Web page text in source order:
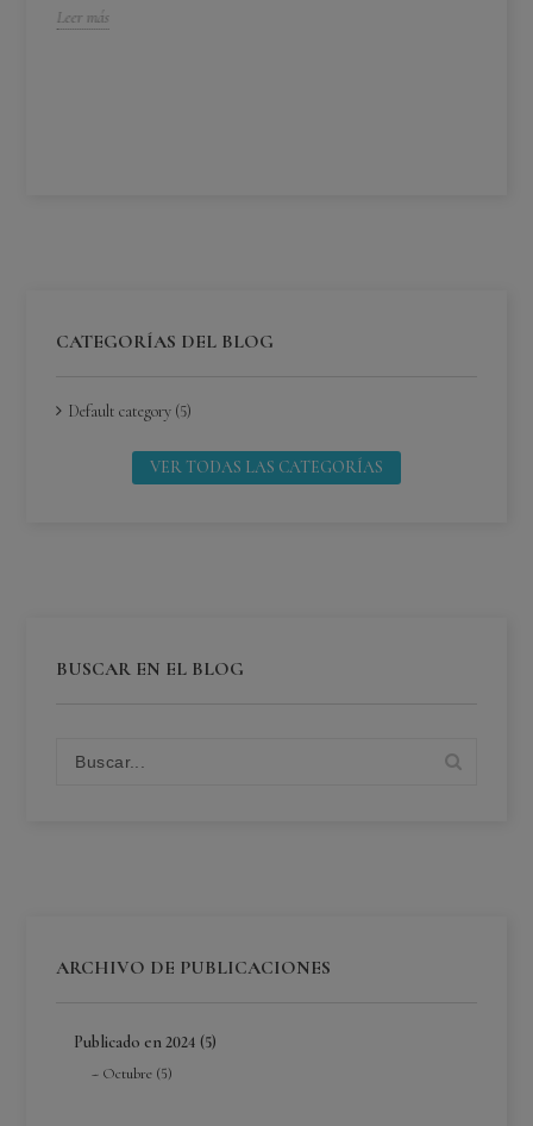
Leer más
CATEGORÍAS DEL BLOG
Default category (5)
VER TODAS LAS CATEGORÍAS
BUSCAR EN EL BLOG
ARCHIVO DE PUBLICACIONES
Publicado en 2024 (5)
Octubre (5)